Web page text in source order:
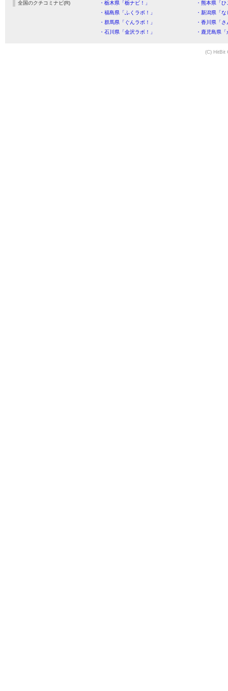
全国のクチコミナビ(R) ・栃木県「栃ナビ！」
・熊本県「
・福島県「ふくラボ！」
・新潟県「
・群馬県「ぐんラボ！」
・香川県「
・石川県「金沢ラボ！」
・鹿児島県
(C) HitBit